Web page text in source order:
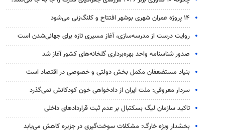
۱۴ پروژه عمران شهری بوشهر افتتاح و کلنگ‌زنی می‌شود
روایت درست از مدرسه‌سازی، آغاز مسیری تازه برای جهانی‌شدن است
صدور شناسنامه واحد بهره‌برداری گلخانه‌های کشور آغاز شد
بنیاد مستضعفان مکمل بخش دولتی و خصوصی در اقتصاد است
سردار معروفی: ملت ایران از دادخواهی خون کودکانش نمی‌گذرد
تاکید سازمان لیگ بسکتبال بر عدم ثبت قراردادهای داخلی
بخشدار ویژه خارگ: مشکلات سوخت‌گیری در جزیره کاهش می‌یابد